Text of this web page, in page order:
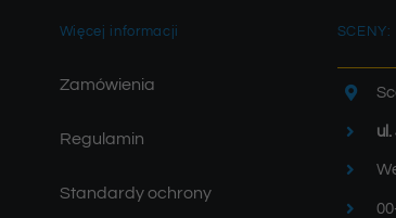
Więcej informacji
Zamówienia
Regulamin
Standardy ochrony
SCENY: